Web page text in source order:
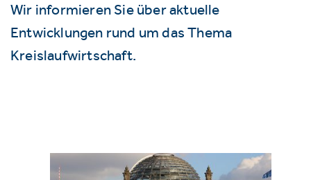
Wir informieren Sie über aktuelle
Entwicklungen rund um das Thema
Kreislaufwirtschaft.